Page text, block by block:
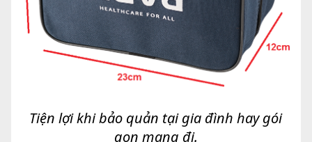
Tiện lợi khi bảo quản tại gia đình hay gói
gọn mang đi.